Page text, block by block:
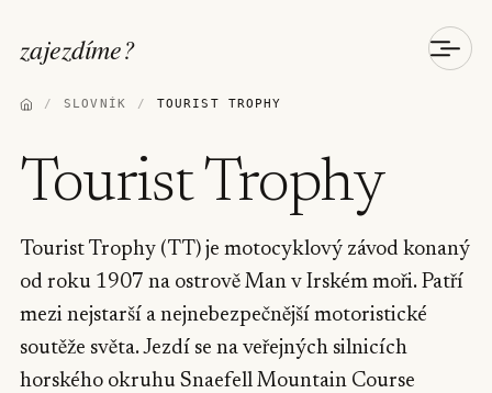
zajezdíme?
/ SLOVNÍK / TOURIST TROPHY
Tourist Trophy
Tourist Trophy (TT) je motocyklový závod konaný
od roku 1907 na ostrově Man v Irském moři. Patří
mezi nejstarší a nejnebezpečnější motoristické
soutěže světa. Jezdí se na veřejných silnicích
horského okruhu Snaefell Mountain Course